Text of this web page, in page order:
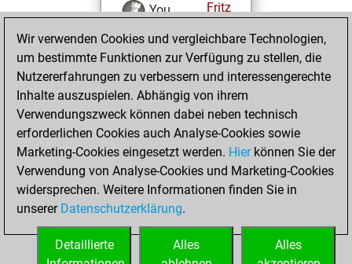
Fritz
You
achieved a new Elo
of 1579
Samstag,
September 23,
2023
You created
your Fritz account
Fritz
You
account
Studies
Wir verwenden Cookies und vergleichbare Technologien,
um bestimmte Funktionen zur Verfügung zu stellen, die
Nutzererfahrungen zu verbessern und interessengerechte
Inhalte auszuspielen. Abhängig von ihrem
Verwendungszweck können dabei neben technisch
erforderlichen Cookies auch Analyse-Cookies sowie
Marketing-Cookies eingesetzt werden. Hierkönnen Sie der
Verwendung von Analyse-Cookies und Marketing-Cookies
widersprechen. Weitere Informationen finden Sie in
unserer Datenschutzerklärung.
Alles
Alles
Detaillierte